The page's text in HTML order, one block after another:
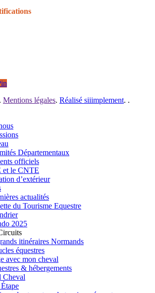
Mentions légales. Réalisé siiimplement. .
Départementaux
officiels
et le CNTE
d’extérieur
actualités
du Tourisme Equestre
2025
itinéraires Normands
équestres
avec mon cheval
& hébergements
Cheval